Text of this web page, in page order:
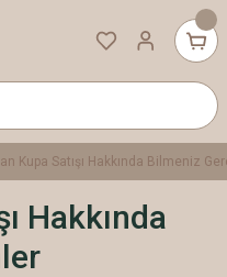
Kupa Satışı Hakkında Bilmeniz
Hakkında